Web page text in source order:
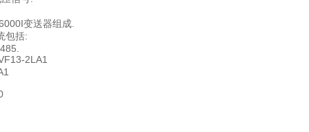
变送器组成.
包括:
2LA1